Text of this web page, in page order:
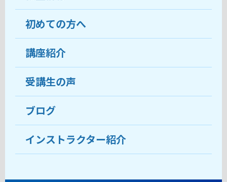
教室について
受講生の声
おすすめ・人気の講座
目的から講座を探す
教室ブログ
初めての方へ
ココがおすすめ
料金
受講までの流れ
よくあるご質問
講座紹介
受講生の声
ブログ
インストラクター紹介